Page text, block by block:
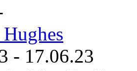
- 17.06.23